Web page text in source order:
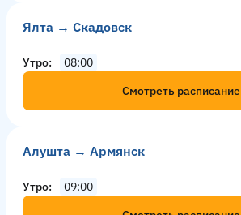
Ялта → Скадовск
Утро
08:00
Смотреть расписание
Алушта → Армянск
Утро
09:00